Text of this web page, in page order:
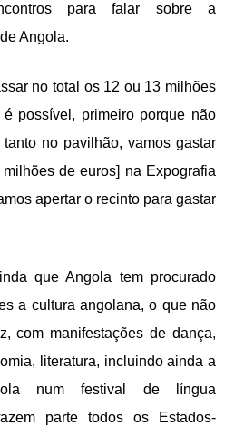
para falar sobre a
Angola.
no total os 12 ou 13 milhões
possível, primeiro porque não
no pavilhão, vamos gastar
de euros] na Expografia
apertar o recinto para gastar
que Angola tem procurado
a cultura angolana, o que não
com manifestações de dança,
literatura, incluindo ainda a
num festival de língua
parte todos os Estados-